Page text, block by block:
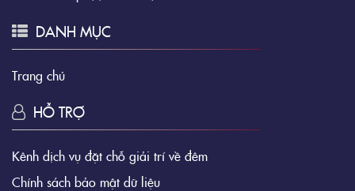
DANH MỤC
Trang chủ
HỖ TRỢ
Kênh dịch vụ đặt chỗ giải trí về đêm
Chính sách bảo mật dữ liệu